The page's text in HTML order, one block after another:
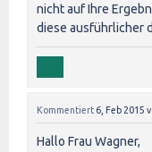
nicht auf Ihre
diese ausführlicher
Kommentiert 6, Feb 2015
Hallo Frau Wagner,